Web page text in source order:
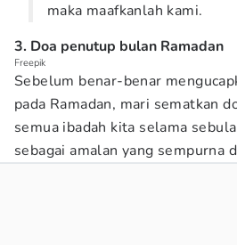
maka maafkanlah kami.
3. Doa penutup bulan Ramadan
Freepik
Sebelum benar-benar
pada Ramadan, mari sematkan
semua ibadah kita selama
sebagai amalan yang sempurna